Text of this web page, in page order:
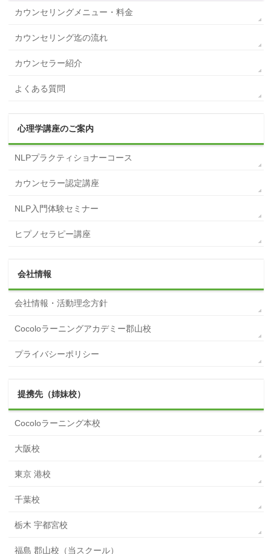
カウンセリングメニュー・料金
カウンセリング迄の流れ
カウンセラー紹介
よくある質問
心理学講座のご案内
NLPプラクティショナーコース
カウンセラー認定講座
NLP入門体験セミナー
ヒプノセラピー講座
会社情報
会社情報・活動理念方針
Cocoloラーニングアカデミー郡山校
プライバシーポリシー
提携先（姉妹校）
Cocoloラーニング本校
大阪校
東京 港校
千葉校
栃木 宇都宮校
福島 郡山校（当スクール）